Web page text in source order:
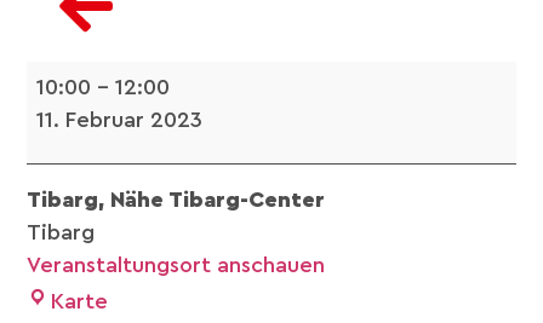
10:00 –12:00
11. Februar 2023
Tibarg, Nähe Tibarg-Center
Tibarg
Veranstaltungsort anschauen
Karte